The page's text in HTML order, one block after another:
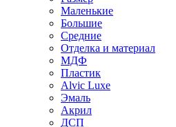
Маленькие
Большие
Средние
Отделка и материал
МДФ
Пластик
Alvic Luxe
Эмаль
Акрил
ДСП